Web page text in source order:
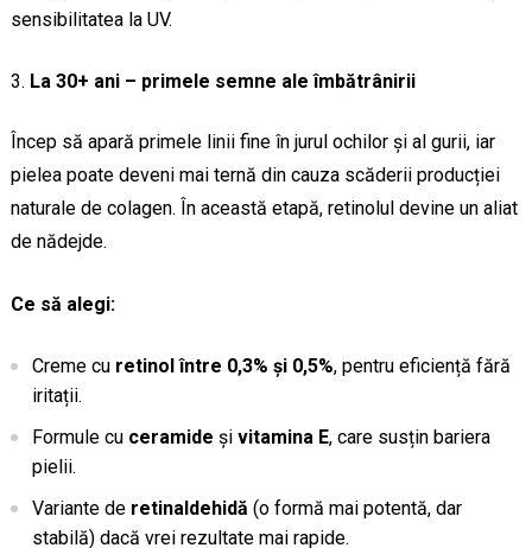
sensibilitatea la UV.
La 30+ ani – primele semne ale îmbătrânirii
Încep să apară primele linii fine în jurul ochilor și al gurii, iar
pielea poate deveni mai ternă din cauza scăderii producției
naturale de colagen. În această etapă, retinolul devine un aliat
de nădejde.
Ce să alegi:
Creme cu retinol între 0,3% și 0,5%, pentru eficiență fără
iritații.
Formule cu ceramide și vitamina E, care susțin bariera
pielii.
Variante de retinaldehidă (o formă mai potentă, dar
stabilă) dacă vrei rezultate mai rapide.